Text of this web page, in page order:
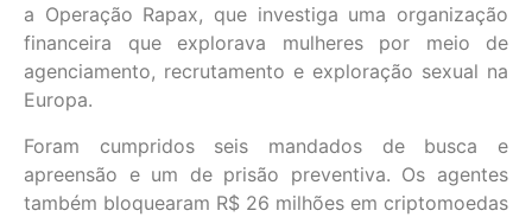
a Operação Rapax, que investiga uma organização
financeira que explorava mulheres por meio de
agenciamento, recrutamento e exploração sexual na
Europa.
Foram cumpridos seis mandados de busca e
apreensão e um de prisão preventiva. Os agentes
também bloquearam R$ 26 milhões em criptomoedas